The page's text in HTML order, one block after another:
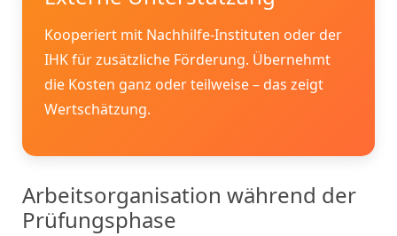
Kooperiert mit Nachhilfe-Instituten oder der
IHK für zusätzliche Förderung. Übernehmt
die Kosten ganz oder teilweise – das zeigt
Wertschätzung.
Arbeitsorganisation während der
Prüfungsphase